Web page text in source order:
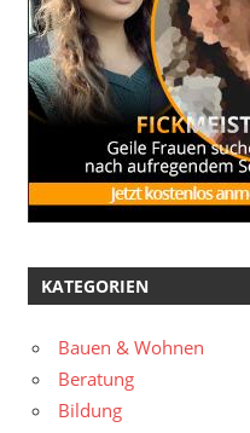
KATEGORIEN
Bauen & Wohnen
Beratung
Bildung